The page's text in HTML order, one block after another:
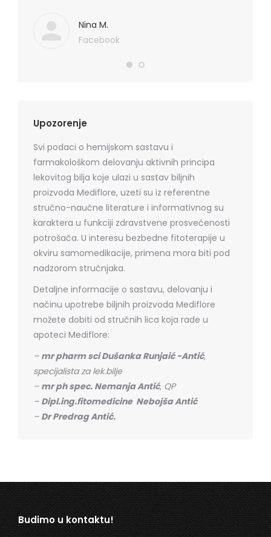
Nina M.
Facebook
Upozorenje
Svi podaci o hemijskom sastavu i
farmakološkom delovanju aktivnih principa
lekovitog bilja koje ulazi u sastav biljnih
proizvoda Mediflore, uzeti su iz referentne
stručno-naučne literature i informativnog su
karaktera u funkciji zdravstvene prosvećenosti
potrošača. U interesu bezbedne fitoterapije u
okviru samomedikacije, primena mora biti pod
nadzorom stručnjaka.
Detaljne informacije o sastavu, delovanju i
načinu upotrebe biljnih proizvoda Mediflore
možete dobiti od stručnih lica koja rade u
apoteci Mediflore:
– mr pharm sci Dušanka Runjaić -Antić,
specijalista za lek.bilje
– mr ph spec. Nemanja Antić, QP
– Dipl.ing.fitomedicine Nebojša Antić
– Dr Predrag Antić.
Budimo u kontaktu!